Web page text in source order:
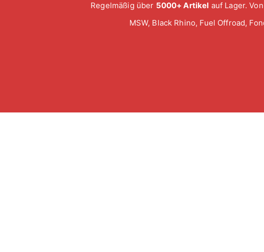
Regelmäßig über 5000+ Artikel auf Lager.
MSW, Black Rhino, Fuel Offroad,